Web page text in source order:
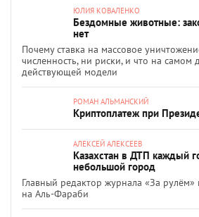
ЮЛИЯ КОВАЛЕНКО
Бездомные животные:
нет
Почему ставка на массовое
численность, ни риски, и что на самом
действующей модели
РОМАН АЛЬМАНСКИЙ
Криптоплатеж при
АЛЕКСЕЙ АЛЕКСЕЕВ
Казахстан в ДТП каждый
небольшой город
Главный редактор журнала «За
на Аль-Фараби